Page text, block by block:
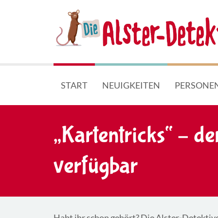
START NEUIGKEITEN
„Kartentricks“ –
verfügbar